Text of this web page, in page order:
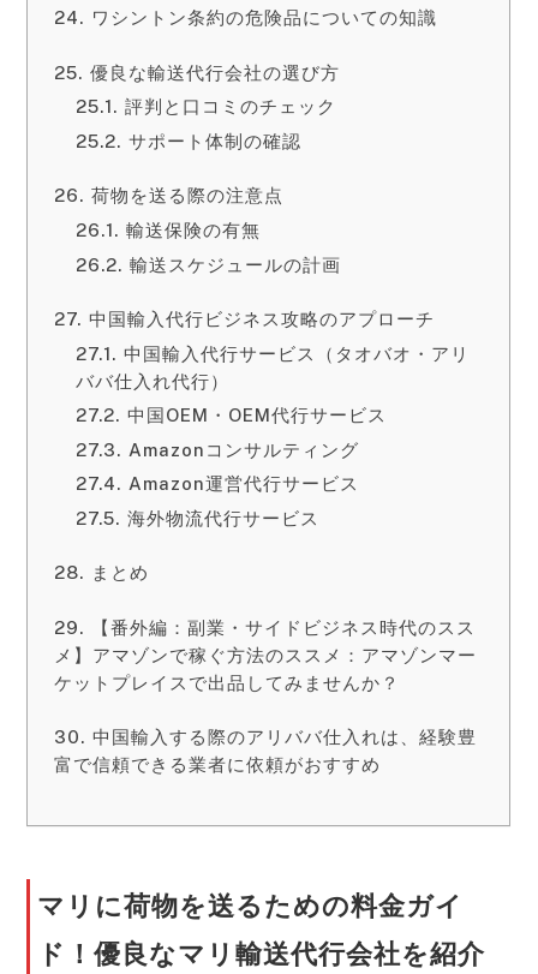
ワシントン条約の危険品についての知識
優良な輸送代行会社の選び方
評判と口コミのチェック
サポート体制の確認
荷物を送る際の注意点
輸送保険の有無
輸送スケジュールの計画
中国輸入代行ビジネス攻略のアプローチ
中国輸入代行サービス（タオバオ・アリ
ババ仕入れ代行）
中国OEM・OEM代行サービス
Amazonコンサルティング
Amazon運営代行サービス
海外物流代行サービス
まとめ
【番外編：副業・サイドビジネス時代のスス
メ】アマゾンで稼ぐ方法のススメ：アマゾンマー
ケットプレイスで出品してみませんか？
中国輸入する際のアリババ仕入れは、経験豊
富で信頼できる業者に依頼がおすすめ
マリに荷物を送るための料金ガイ
ド！優良なマリ輸送代行会社を紹介